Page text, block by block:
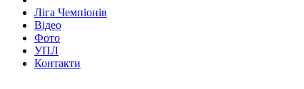
Ліга Чемпіонів
Відео
Фото
УПЛ
Контакти